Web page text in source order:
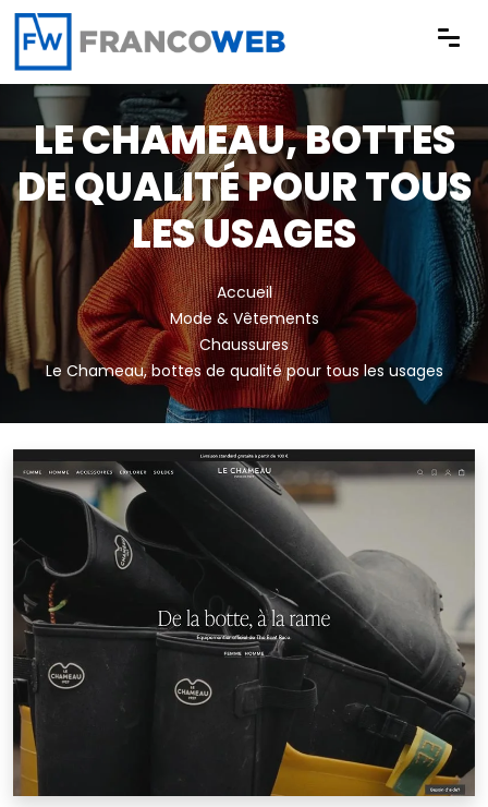
Panneau de gestion des cookies
LE CHAMEAU, BOTTES
DE QUALITÉ POUR TOUS
LES USAGES
Accueil
Mode & Vêtements
Chaussures
Le Chameau, bottes de qualité pour tous les usages